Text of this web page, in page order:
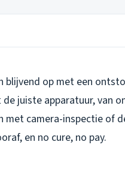
blijvend op met een
juiste apparatuur, van
met camera-inspectie of
en no cure, no pay.